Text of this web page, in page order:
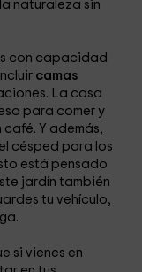
naturaleza sin
con capacidad
camas
La casa
para comer y
Y además,
césped para los
está pensado
jardín también
tu vehículo,
si vienes en